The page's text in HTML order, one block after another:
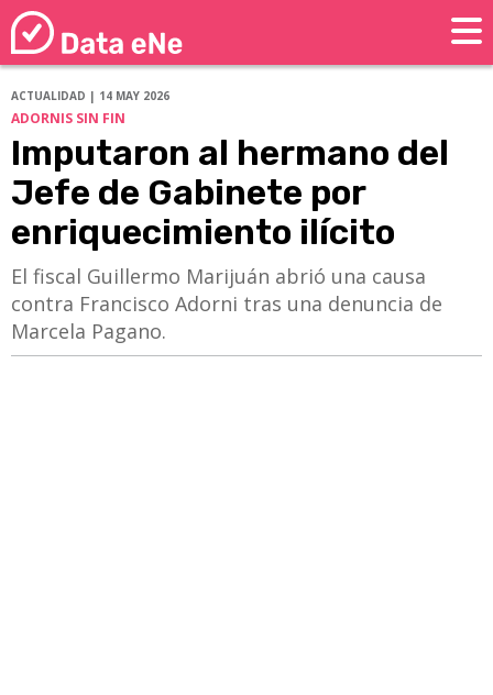
ACTUALIDAD | 14 MAY 2026
ADORNIS SIN FIN
Imputaron al hermano del
Jefe de Gabinete por
enriquecimiento ilícito
​​​​​​​El fiscal Guillermo Marijuán abrió una causa
contra Francisco Adorni tras una denuncia de
Marcela Pagano.